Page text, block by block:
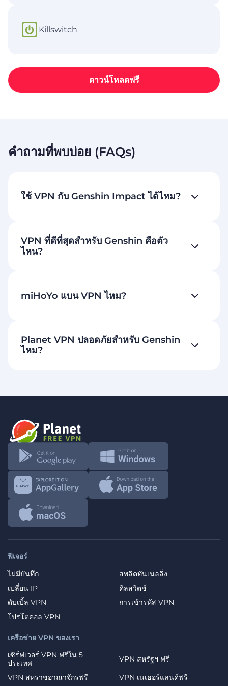
Killswitch
ดาวน์โหลดฟรี
คำถามที่พบบ่อย (FAQs)
ใช้ VPN กับ Genshin Impact ได้ไหม?
VPN ที่ดีที่สุดสำหรับ Genshin คือตัว
ไหน?
miHoYo แบน VPN ไหม?
Planet VPN ปลอดภัยสำหรับ Genshin
ไหม?
ฟีเจอร์
ไม่มีบันทึก
สพลิตทันเนลลิ่ง
เปลี่ยน IP
คิลสวิตช์
ดับเบิ้ล VPN
การเข้ารหัส VPN
โปรโตคอล VPN
เครือข่าย VPN ของเรา
เซิร์ฟเวอร์ VPN ฟรีใน 5
ประเทศ
VPN สหรัฐฯ ฟรี
VPN สหราชอาณาจักรฟรี
VPN เนเธอร์แลนด์ฟรี